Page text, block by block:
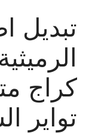
تبديل
كراج
تواير